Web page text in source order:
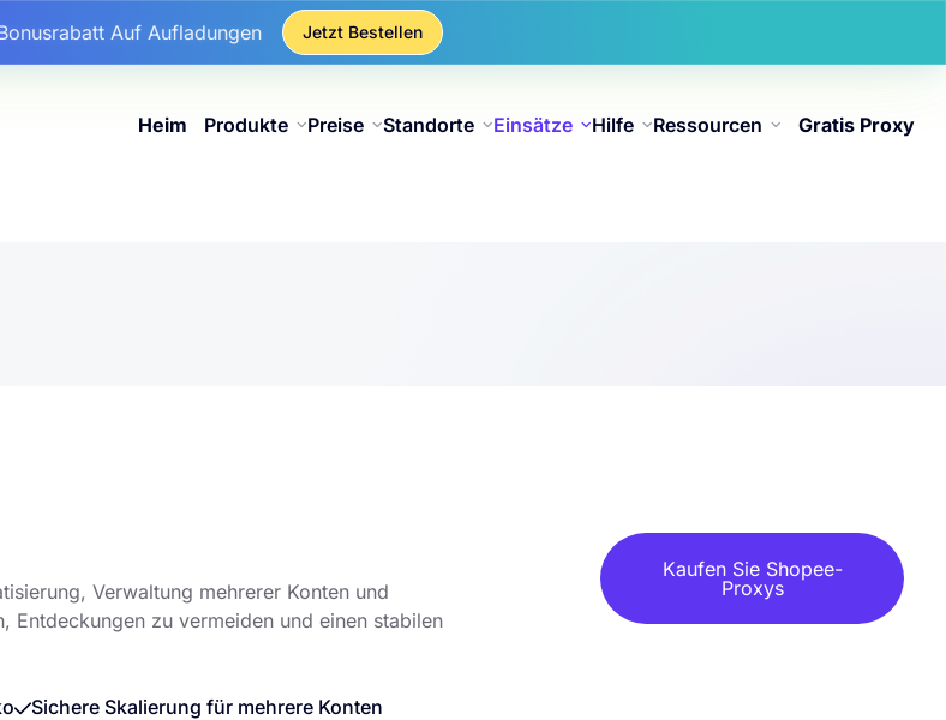
Auf Aufladungen
Auf Statische IP-Käufe
Jetzt Bestellen
Heim Produkte Preise Standorte Einsätze Hilfe Ressourcen Gratis Proxy
Verwaltung mehrerer Konten und
zu vermeiden und einen stabilen
Kaufen Sie Shopee-
Proxys
Sichere Skalierung für mehrere Konten